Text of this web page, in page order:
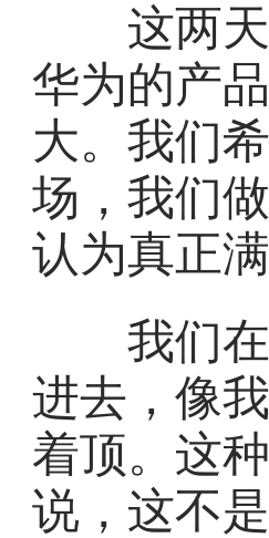
这两天
华为的产
大。我们
场，我们
认为真正
我们在
进去，像
着顶。这
说，这不